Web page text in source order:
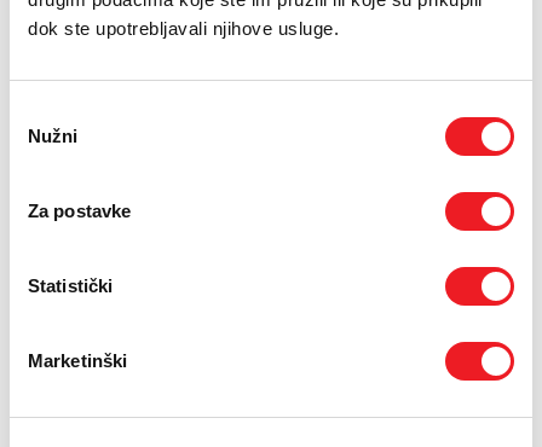
dok ste upotrebljavali njihove usluge.
pristanka
Nužni
Za postavke
Statistički
Marketinški